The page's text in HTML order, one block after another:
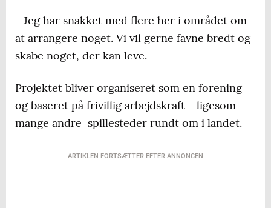
- Jeg har snakket med flere her i området om
at arrangere noget. Vi vil gerne favne bredt og
skabe noget, der kan leve.
Projektet bliver organiseret som en forening
og baseret på frivillig arbejdskraft - ligesom
mange andre spillesteder rundt om i landet.
ARTIKLEN FORTSÆTTER EFTER ANNONCEN